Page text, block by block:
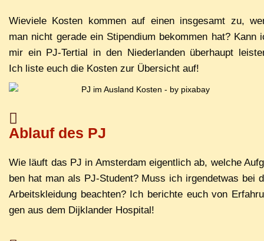
Wie­vie­le Kos­ten kom­men auf ei­nen ins­ge­samt zu,
man nicht ge­ra­de ein Sti­pen­di­um be­kom­men hat? Kann
mir ein PJ-Ter­ti­al in den Nie­der­lan­den über­haupt
Ich lis­te euch die Kos­ten zur Über­sicht auf!
Ab­lauf des PJ
Wie läuft das PJ in Ams­ter­dam ei­gent­lich ab, wel­che
ben hat man als PJ-Stu­dent? Muss ich ir­gend­et­was bei
Ar­beits­klei­dung be­ach­ten? Ich be­rich­te euch von
gen aus dem Di­jk­lan­der Hospital!